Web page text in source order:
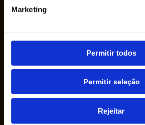
Marketing
Permitir todos
Permitir seleção
Rejeitar
The company Ruy de Lacerda &
founded in 1950 by Mr. Ruy de
own name, as a sole